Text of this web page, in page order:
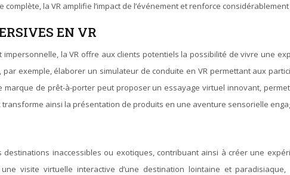
la VR amplifie l’impact de l’événement et renforce
EN VR
la VR offre aux clients potentiels la possibilité de vivre une
exemple, élaborer un simulateur de conduite en VR permettant aux
de prêt-à-porter peut proposer un essayage virtuel innovant,
ainsi la présentation de produits en une aventure sensorielle
inaccessibles ou exotiques, contribuant ainsi à créer une
visite virtuelle interactive d’une destination lointaine et